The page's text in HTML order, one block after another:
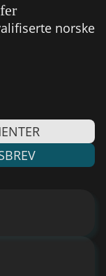
norske